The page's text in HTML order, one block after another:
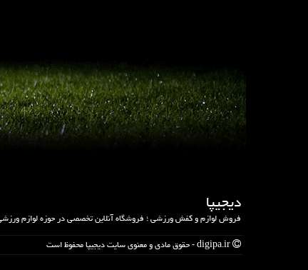
دیجیپا
فروش لوازم و کفش ورزشی ؛ فروشگاه آنلاین تخصصی در حوزه لوازم